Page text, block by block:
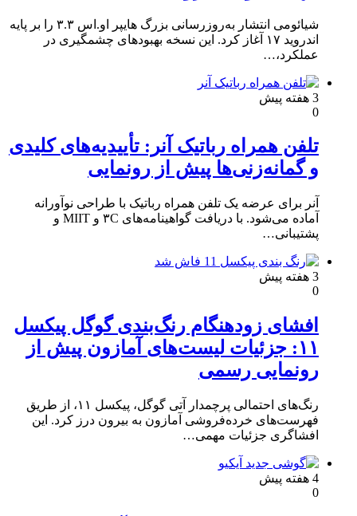
شیائومی انتشار به‌روزرسانی بزرگ هایپر او.اس ۳.۳ را بر پایه
اندروید ۱۷ آغاز کرد. این نسخه بهبودهای چشمگیری در
عملکرد،…
3 هفته پیش
0
تلفن همراه رباتیک آنر: تأییدیه‌های کلیدی
و گمانه‌زنی‌ها پیش از رونمایی
آنر برای عرضه یک تلفن همراه رباتیک با طراحی نوآورانه
آماده می‌شود. با دریافت گواهینامه‌های ۳C و MIIT و
پشتیبانی…
3 هفته پیش
0
افشای زودهنگام رنگ‌بندی گوگل پیکسل
۱۱: جزئیات لیست‌های آمازون پیش از
رونمایی رسمی
رنگ‌های احتمالی پرچمدار آتی گوگل، پیکسل ۱۱، از طریق
فهرست‌های خرده‌فروشی آمازون به بیرون درز کرد. این
افشاگری جزئیات مهمی…
4 هفته پیش
0